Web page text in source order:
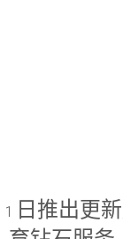
1 日推出更